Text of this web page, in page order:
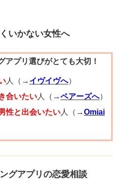
いかない女性へ
アプリ選びがとても大切！
人（→ イヴイヴへ）
合いたい人（→ペアーズへ）
性と出会いたい人（→Omiai
グアプリの恋愛相談